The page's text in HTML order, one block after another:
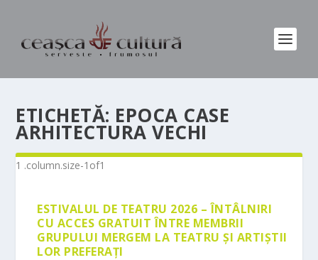
ETICHETĂ: EPOCA CASE
ARHITECTURA VECHI
ESTIVALUL DE TEATRU 2026 – ÎNTÂLNIRI
CU ACCES GRATUIT ÎNTRE MEMBRII
GRUPULUI MERGEM LA TEATRU ȘI ARTIȘTII
LOR PREFERAȚI